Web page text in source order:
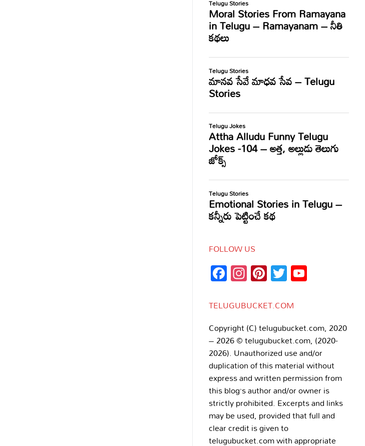
FOLLOW US
Facebook
Instagram
Pinterest
Twitter
TELUGUBUCKET.COM
Copyright (C) telugubucket.com, 2020
– 2026 © telugubucket.com, (2020-
2026). Unauthorized use and/or
duplication of this material without
express and written permission from
this blog’s author and/or owner is
strictly prohibited. Excerpts and links
may be used, provided that full and
clear credit is given to
telugubucket.com with appropriate